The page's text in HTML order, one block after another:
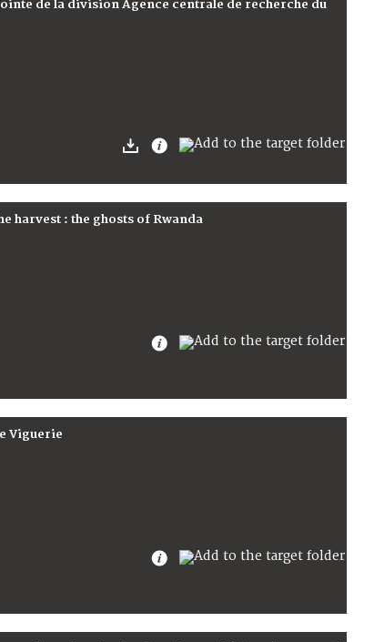
de la division Agence centrale de recherche du
harvest : the ghosts of Rwanda
Viguerie